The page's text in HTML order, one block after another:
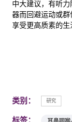
中大建议，有听
器而回避运动或群
享受更高质素的生
类别： 研究